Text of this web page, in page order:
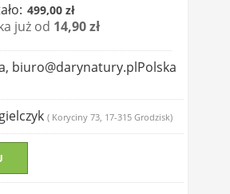
499,00 zł
już od 14,90 zł
biuro@darynatury.plPolska
( Koryciny 73, 17-315 Grodzisk)